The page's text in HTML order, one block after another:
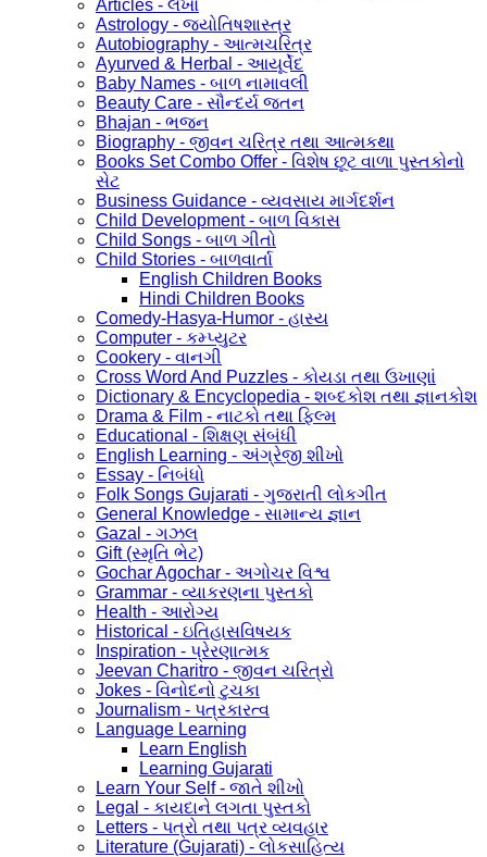
Articles - લેખો
Astrology - જ્યોતિષશાસ્ત્ર
Autobiography - આત્મચરિત્ર
Ayurved & Herbal - આયૂર્વેદ
Baby Names - બાળ નામાવલી
Beauty Care - સૌન્દર્ય જતન
Bhajan - ભજન
Biography - જીવન ચરિત્ર તથા આત્મકથા
Books Set Combo Offer - વિશેષ છૂટ વાળા પુસ્તકોનો
સેટ
Business Guidance - વ્યવસાય માર્ગદર્શન
Child Development - બાળ વિકાસ
Child Songs - બાળ ગીતો
Child Stories - બાળવાર્તા
English Children Books
Hindi Children Books
Comedy-Hasya-Humor - હાસ્ય
Computer - કમ્પ્યુટર
Cookery - વાનગી
Cross Word And Puzzles - કોયડા તથા ઉખાણાં
Dictionary & Encyclopedia - શબ્દકોશ તથા જ્ઞાનકોશ
Drama & Film - નાટકો તથા ફિલ્મ
Educational - શિક્ષણ સંબંધી
English Learning - અંગ્રેજી શીખો
Essay - નિબંધો
Folk Songs Gujarati - ગુજરાતી લોકગીત
General Knowledge - સામાન્ય જ્ઞાન
Gazal - ગઝલ
Gift (સ્મૃતિ ભેટ)
Gochar Agochar - અગોચર વિશ્વ
Grammar - વ્યાકરણના પુસ્તકો
Health - આરોગ્ય
Historical - ઇતિહાસવિષયક
Inspiration - પ્રેરણાત્મક
Jeevan Charitro - જીવન ચરિત્રો
Jokes - વિનોદનો ટુચકા
Journalism - પત્રકારત્વ
Language Learning
Learn English
Learning Gujarati
Learn Your Self - જાતે શીખો
Legal - કાયદાને લગતા પુસ્તકો
Letters - પત્રો તથા પત્ર વ્યવહાર
Literature (Gujarati) - લોકસાહિત્ય